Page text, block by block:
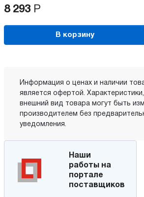
8 293 Р
В корзину
Информация о ценах и наличии
является офертой.
внешний вид товара могут быть
производителем без
уведомления.
Наши
работы на
портале
поставщиков